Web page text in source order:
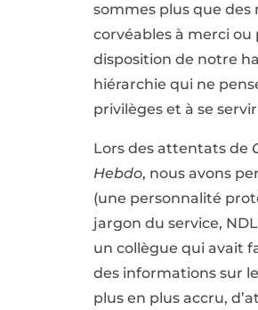
sommes plus que des
corvéables à merci ou
disposition de notre
hiérarchie qui ne
privilèges et à se
Lors des attentats de
Hebdo, nous avons
(une personnalité
jargon du service,
un collègue qui avait
des informations sur
plus en plus accru,